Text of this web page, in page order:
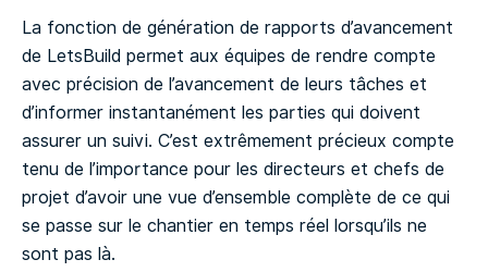
La fonction de génération de rapports d’avancement
de LetsBuild permet aux équipes de rendre compte
avec précision de l’avancement de leurs tâches et
d’informer instantanément les parties qui doivent
assurer un suivi. C’est extrêmement précieux compte
tenu de l’importance pour les directeurs et chefs de
projet d’avoir une vue d’ensemble complète de ce qui
se passe sur le chantier en temps réel lorsqu’ils ne
sont pas là.